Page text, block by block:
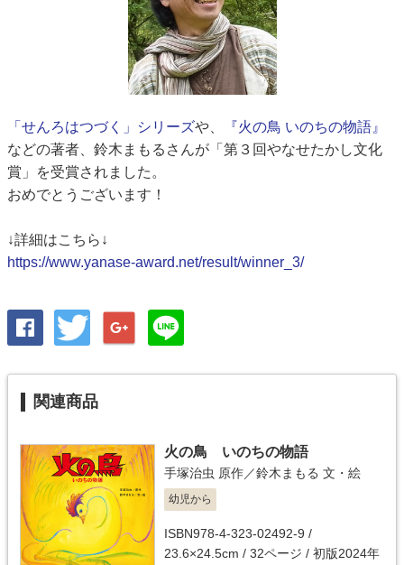
「せんろはつづく」シリーズや、
『火の鳥 いのちの物語』
などの著者、鈴木まもるさんが「第３回やなせたかし文化
賞」を受賞されました。
おめでとうございます！
↓詳細はこちら↓
https://www.yanase-award.net/result/winner_3/
関連商品
火の鳥 いのちの物語
手塚治虫 原作／鈴木まもる 文・絵
幼児から
ISBN978-4-323-02492-9 /
23.6×24.5cm / 32ページ / 初版2024年